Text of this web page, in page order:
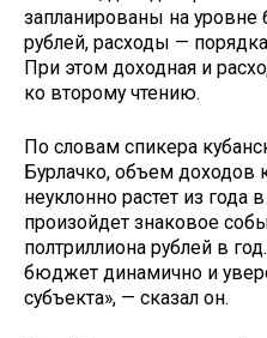
запланированы на уровне
рублей, расходы —
При этом доходная и
ко второму чтению.
По словам спикера
Бурлачко, объем доходов
неуклонно растет из года
произойдет знаковое
полтриллиона рублей в
бюджет динамично и
субъекта», — сказал он.